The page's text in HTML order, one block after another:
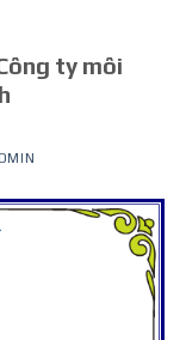
ty môi